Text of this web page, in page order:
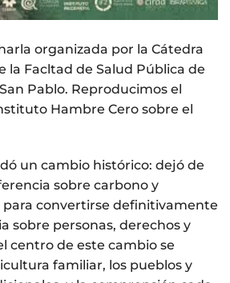
organizada por la Cátedra
la Facltad de Salud Pública de
Pablo. Reproducimos el
Hambre Cero sobre el
un cambio histórico: dejó de
sobre carbono y
convertirse definitivamente
sobre personas, derechos y
centro de este cambio se
familiar, los pueblos y